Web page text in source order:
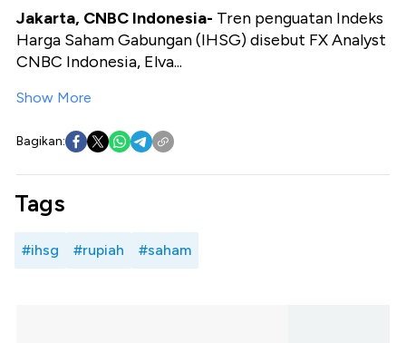
Jakarta, CNBC Indonesia- Tren penguatan Indeks
Harga Saham Gabungan (IHSG) disebut FX Analyst
CNBC Indonesia, Elva...
Show More
Bagikan:
Tags
#ihsg #rupiah #saham